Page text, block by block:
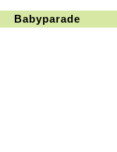
Babyparade